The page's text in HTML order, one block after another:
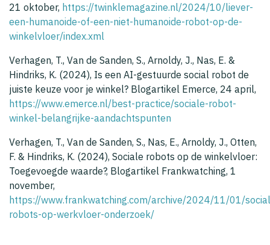
21 oktober, https://twinklemagazine.nl/2024/10/liever-
een-humanoide-of-een-niet-humanoide-robot-op-de-
winkelvloer/index.xml
Verhagen, T., Van de Sanden, S., Arnoldy, J., Nas, E. &
Hindriks, K. (2024), Is een AI-gestuurde social robot de
juiste keuze voor je winkel? Blogartikel Emerce, 24 april,
https://www.emerce.nl/best-practice/sociale-robot-
winkel-belangrijke-aandachtspunten
Verhagen, T., Van de Sanden, S., Nas, E., Arnoldy, J., Otten,
F. & Hindriks, K. (2024), Sociale robots op de winkelvloer:
Toegevoegde waarde?, Blogartikel Frankwatching, 1
november,
https://www.frankwatching.com/archive/2024/11/01/
robots-op-werkvloer-onderzoek/